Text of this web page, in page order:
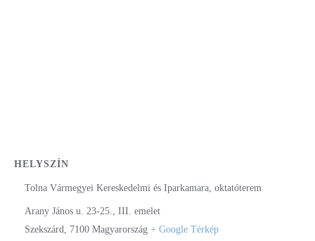
HELYSZÍN
Tolna Vármegyei Kereskedelmi és Iparkamara, oktatóterem
Arany János u. 23-25., III. emelet
Szekszárd, 7100 Magyarország + Google Térkép